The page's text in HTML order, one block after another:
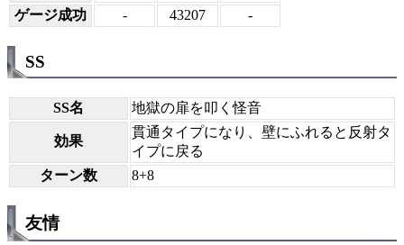
ゲージ成功 - 43207 -
SS
SS名 地獄の扉を叩く怪音
効果
貫通タイプになり、壁にふれると反射タ
イプに戻る
ターン数
8+8
友情